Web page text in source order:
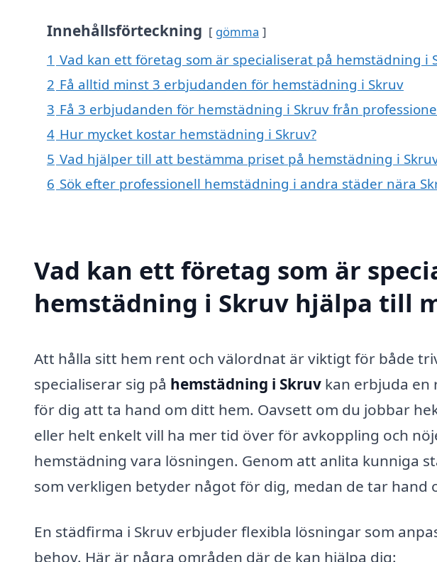
Innehållsförteckning gömma
1 Vad kan ett företag som är specialiserat på hemstädning i
2 Få alltid minst 3 erbjudanden för hemstädning i Skruv
3 Få 3 erbjudanden för hemstädning i Skruv från
4 Hur mycket kostar hemstädning i Skruv?
5 Vad hjälper till att bestämma priset på hemstädning i
6 Sök efter professionell hemstädning i andra städer nära
Vad kan ett företag som är
hemstädning i Skruv hjälpa till
Att hålla sitt hem rent och välordnat är viktigt för både
specialiserar sig på hemstädning i Skruv kan erbjuda en
för dig att ta hand om ditt hem. Oavsett om du jobbar
eller helt enkelt vill ha mer tid över för avkoppling och
hemstädning vara lösningen. Genom att anlita kunniga
som verkligen betyder något för dig, medan de tar hand
En städfirma i Skruv erbjuder flexibla lösningar som
behov. Här är några områden där de kan hjälpa dig: